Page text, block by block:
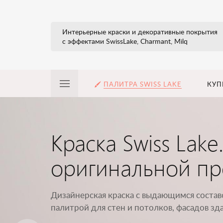
Интерьерные краски и декоративные покрытия
с эффектами SwissLake, Charmant, Milq
ПАЛИТРА SWISS LAKE
Краска Swiss
оригинальной
Дизайнерская краска с выдающимся
палитрой для стен и потолков, фасадов